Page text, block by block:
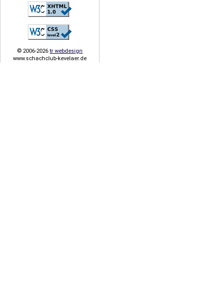
© 2006-2026tr webdesign
www.schachclub-kevelaer.de